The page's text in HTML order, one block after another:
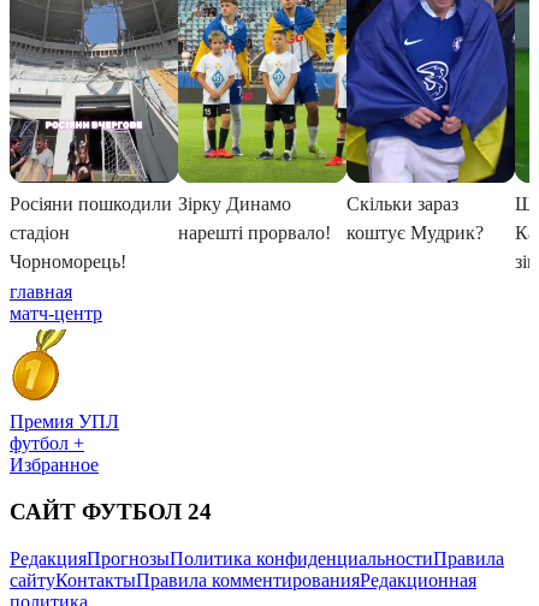
главная
матч-центр
Премия УПЛ
футбол +
Избранное
САЙТ ФУТБОЛ 24
РедакцияПрогнозыПолитика конфиденциальностиПравила
сайтуКонтактыПравила комментированияРедакционная
политика